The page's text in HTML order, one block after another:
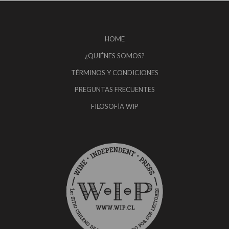
HOME
¿QUIÉNES SOMOS?
TÉRMINOS Y CONDICIONES
PREGUNTAS FRECUENTES
FILOSOFÍA WIP